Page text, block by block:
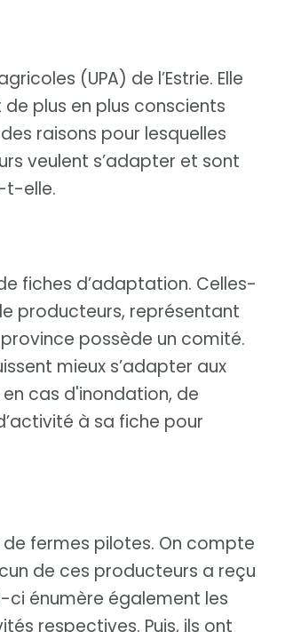
(UPA) de l’Estrie. Elle
plus en plus conscients
raisons pour lesquelles
veulent s’adapter et sont
t-elle.
fiches d’adaptation. Celles-
producteurs, représentant
possède un comité.
mieux s’adapter aux
cas d'inondation, de
à sa fiche pour
fermes pilotes. On compte
de ces producteurs a reçu
ci énumère également les
respectives. Puis, ils ont